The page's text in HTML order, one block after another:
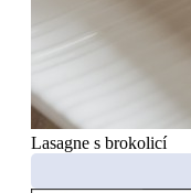
Lasagne s brokolicí